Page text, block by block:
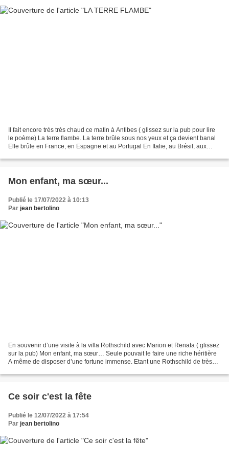
Il fait encore très très chaud ce matin à Antibes ( glissez sur la pub pour lire
le poème) La terre flambe. La terre brûle sous nos yeux et ça devient banal
Elle brûle en France, en Espagne et au Portugal En Italie, au Brésil, aux
Mon enfant, ma sœur...
Publié le 17/07/2022 à 10:13
Par jean bertolino
En souvenir d’une visite à la villa Rothschild avec Marion et Renata ( glissez
sur la pub) Mon enfant, ma sœur… Seule pouvait le faire une riche héritière
A même de disposer d’une fortune immense. Etant une Rothschild de très
Ce soir c'est la fête
Publié le 12/07/2022 à 17:54
Par jean bertolino